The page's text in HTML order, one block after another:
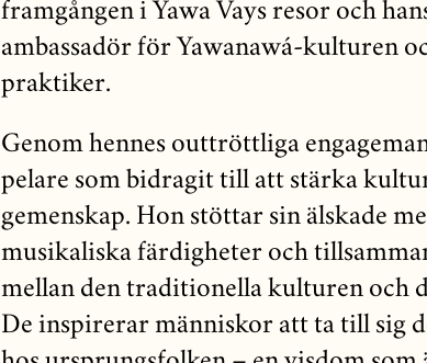
framgången i Yawa Vays resor och
ambassadör för Yawanawá-kulturen
praktiker.
Genom hennes outtröttliga
pelare som bidragit till att stärka
gemenskap. Hon stöttar sin älskade
musikaliska färdigheter och
mellan den traditionella kulturen och
De inspirerar människor att ta till sig